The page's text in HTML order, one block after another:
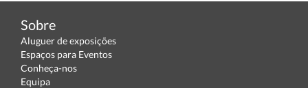
Sobre
Aluguer de exposições
Espaços para Eventos
Conheça-nos
Equipa